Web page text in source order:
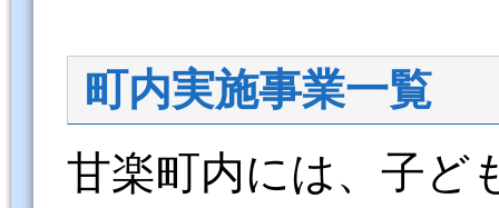
町内実施事業一覧
甘楽町内には、子ど